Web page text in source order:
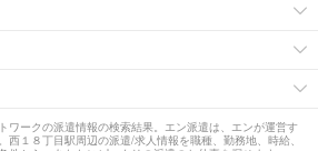
ワークの派遣情報の検索結果。エン派遣は、エンが運営す
西１８丁目駅周辺の派遣/求人情報を職種、勤務地、時給、